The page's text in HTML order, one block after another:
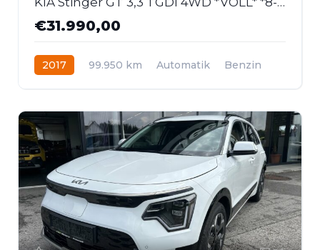
€31.990,00
2017 99.950 km Automatik
Benzin